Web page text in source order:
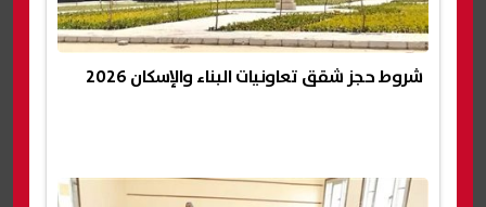
شروط حجز شقق تعاونيات البناء والإسكان 2026